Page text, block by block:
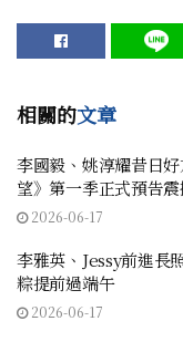
相關的文章
李國毅、姚淳耀昔日
望》第一季正式預告
2026-06-17
李雅英、Jessy前進長
粽提前過端午
2026-06-17